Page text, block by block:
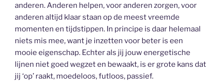
anderen. Anderen helpen, voor anderen zorgen, voor
anderen altijd klaar staan op de meest vreemde
momenten en tijdstippen. In principe is daar helemaal
niets mis mee, want je inzetten voor beter is een
mooie eigenschap. Echter als jij jouw energetische
lijnen niet goed wegzet en bewaakt, is er grote kans dat
jij ‘op’ raakt, moedeloos, futloos, passief.